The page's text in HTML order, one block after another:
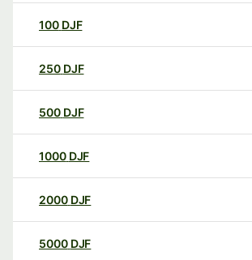
100 DJF
250 DJF
500 DJF
1000 DJF
2000 DJF
5000 DJF